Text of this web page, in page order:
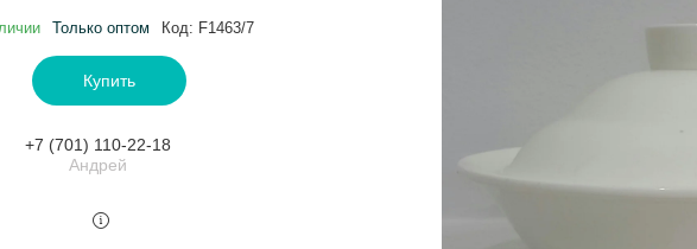
Только оптом Код: F1463/7
Купить
+7 (701) 110-22-18
Андрей